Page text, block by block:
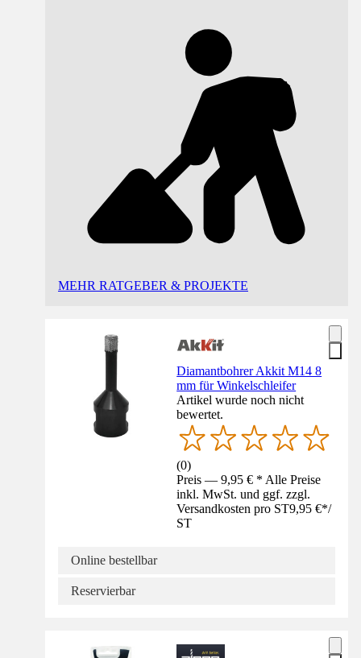
MEHR RATGEBER & PROJEKTE
Diamantbohrer Akkit M14 8
mm für Winkelschleifer
Artikel wurde noch nicht
bewertet.
(0)
Preis — 9,95 € * Alle Preise
inkl. MwSt. und ggf. zzgl.
Versandkosten pro ST9,95 €*/
ST
Online bestellbar
Reservierbar